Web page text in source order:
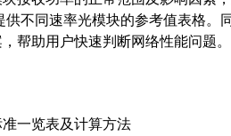
供不同速率光模块的参考值表格
帮助用户快速判断网络性能问题。
一览表及计算方法